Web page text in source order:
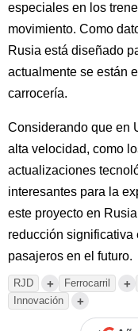
especiales en los
movimiento. Como
Rusia está diseñado
actualmente se están
carrocería.
Considerando que en
alta velocidad, como
actualizaciones
interesantes para la
este proyecto en
reducción significativa
pasajeros en el futuro.
RJD + Ferrocarril +
Innovación +